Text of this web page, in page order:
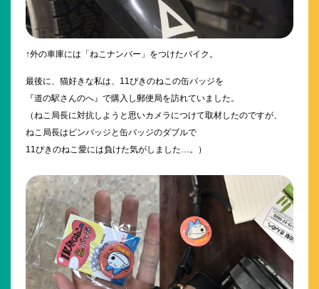
↑外の車庫には「ねこナンバー」をつけたバイク。
最後に、猫好きな私は、11ぴきのねこの缶バッジを
『道の駅さんのへ』で購入し郵便局を訪れていました。
（ねこ局長に対抗しようと思いカメラにつけて取材したのですが、
ねこ局長はピンバッジと缶バッジのダブルで
11ぴきのねこ愛には負けた気がしました…。）